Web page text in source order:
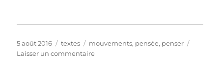
Publié
le
5 août 2016 Catégories
textes Étiquettes
mouvements, pensée, penser
Laisser un commentairesur